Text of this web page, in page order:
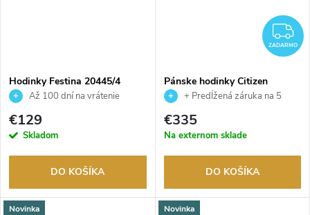
Hodinky Festina 20445/4
Až 100 dní na vrátenie
€129
Skladom
DO KOŠÍKA
ZADARMO
Pánske hodinky Citizen
NJ0231-56L
+ Predĺžená záruka na 5
tovaru. Autorizovaný predajca.
€335
Na externom sklade
DO KOŠÍKA
Novinka Novinka